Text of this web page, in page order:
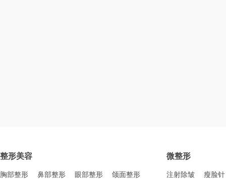
整形美容
胸部整形 鼻部整形 眼部整形 颌面整形
微整形
注射除皱 瘦脸针